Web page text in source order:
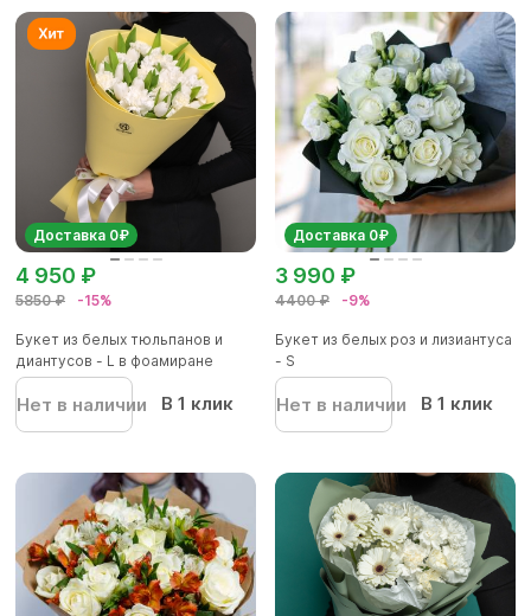
Доставка 0₽
5850 ₽ -15%
4 950 ₽
Букет из белых тюльпанов и
диантусов - L в фоамиране
Нет в наличии В 1 клик
Доставка 0₽
4400 ₽ -9%
3 990 ₽
Букет из белых роз и лизиантуса
- S
Нет в наличии В 1 клик